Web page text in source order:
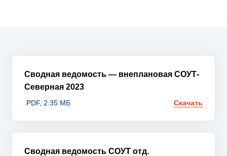
Сводная ведомость — внеплановая СОУТ-
Северная 2023
.PDF, 2.35 МБ Скачать
Сводная ведомость СОУТ отд.